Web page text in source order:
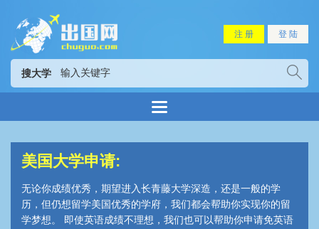
注 册 登 陆
搜大学
美国大学申请:
无论你成绩优秀，期望进入长青藤大学深造，还是一般的学
历，但仍想留学美国优秀的学府，我们都会帮助你实现你的留
学梦想。 即使英语成绩不理想，我们也可以帮助你申请免英语